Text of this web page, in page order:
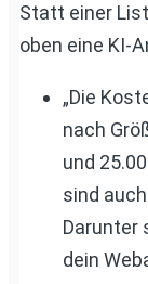
Statt einer
oben eine KI-
„Die
nach
und
sind
Darunter
dein